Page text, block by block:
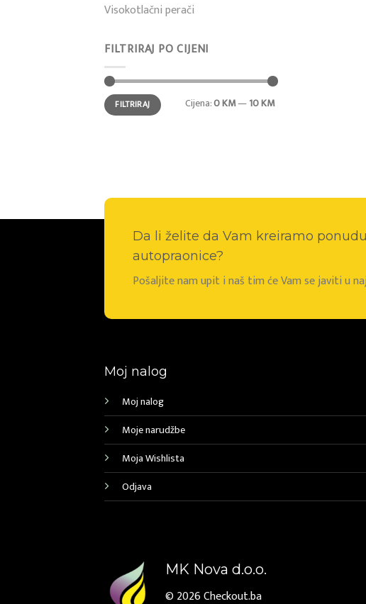
Visokotlačni perači
FILTRIRAJ PO CIJENI
Min
cijena
Maks
cijenaFILTRIRAJ Cijena:0 KM—10 KM
Da li želite da Vam kreiramo
autopraonice?
Pošaljite nam upit i naš tim će Vam se javiti u
Moj nalog
Moj nalog
Moje narudžbe
Moja Wishlista
Odjava
MK Nova d.o.o.
© 2026Checkout.ba